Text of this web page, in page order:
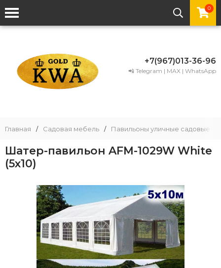
0
+7(967)013-36-96
📲 Telegram | MAX | WhatsApp
Главная / Садовая мебель / Павильоны уличные садовые
Шатер-павильон AFM-1029W White
(5х10)